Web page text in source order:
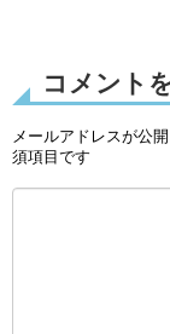
コメント
メールアドレスが公
須項目です